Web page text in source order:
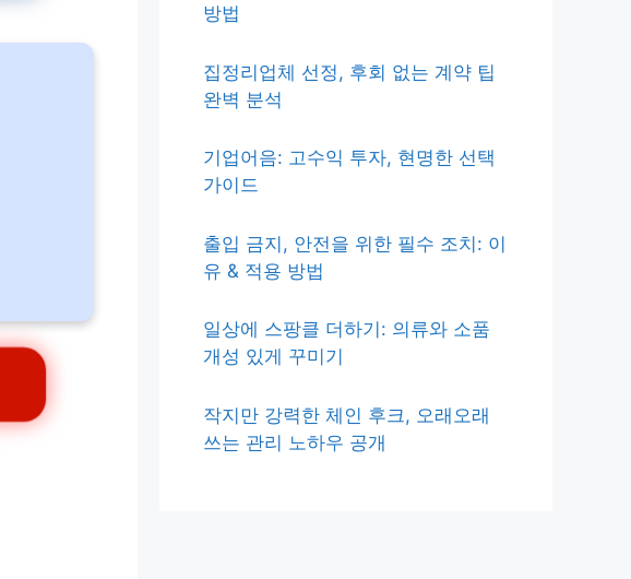
방법
집정리업체 선정, 후회 없는 계약 팁
완벽 분석
기업어음: 고수익 투자, 현명한 선택
가이드
출입 금지, 안전을 위한 필수 조치: 이
유 & 적용 방법
일상에 스팡클 더하기: 의류와 소품
개성 있게 꾸미기
작지만 강력한 체인 후크, 오래오래
쓰는 관리 노하우 공개